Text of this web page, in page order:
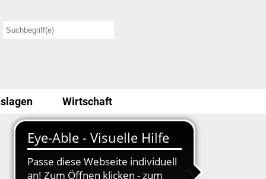
Wirtschaft
Stellenausschreibung